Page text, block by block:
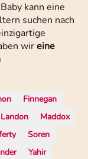
kann eine
suchen nach
wireine
Finnegan
Landon
Maddox
Soren
Yahir